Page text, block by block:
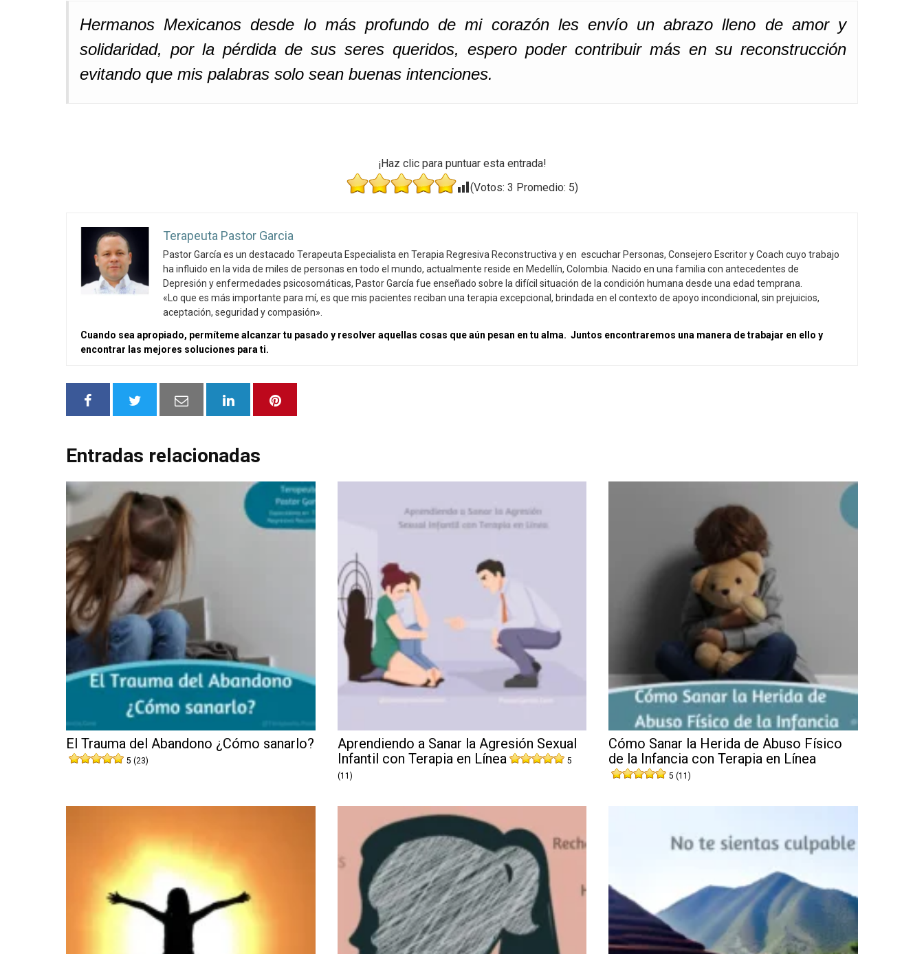
Hermanos Mexicanos desde lo más profundo de mi corazón les envío un abrazo lleno de amor y
solidaridad, por la pérdida de sus seres queridos, espero poder contribuir más en su reconstrucción
evitando que mis palabras solo sean buenas intenciones.
¡Haz clic para puntuar esta entrada!
(Votos: 3 Promedio: 5)
Terapeuta Pastor Garcia
Pastor García es un destacado Terapeuta Especialista en Terapia Regresiva Reconstructiva y en escuchar Personas, Consejero Escritor y Coach cuyo trabajo
ha influido en la vida de miles de personas en todo el mundo, actualmente reside en Medellín, Colombia. Nacido en una familia con antecedentes de
Depresión y enfermedades psicosomáticas, Pastor García fue enseñado sobre la difícil situación de la condición humana desde una edad temprana.
«Lo que es más importante para mí, es que mis pacientes reciban una terapia excepcional, brindada en el contexto de apoyo incondicional, sin prejuicios,
aceptación, seguridad y compasión».
Cuando sea apropiado, permíteme alcanzar tu pasado y resolver aquellas cosas que aún pesan en tu alma. Juntos encontraremos una manera de trabajar en ello y
encontrar las mejores soluciones para ti.
Entradas relacionadas
El Trauma del Abandono ¿Cómo sanarlo?
5 (23)
Aprendiendo a Sanar la Agresión Sexual
Infantil con Terapia en Línea
5
(11)
Cómo Sanar la Herida de Abuso Físico
de la Infancia con Terapia en Línea
5 (11)